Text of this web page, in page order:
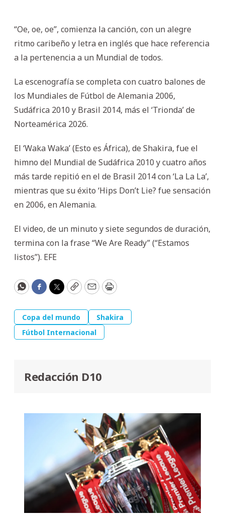
“Oe, oe, oe”, comienza la canción, con un alegre
ritmo caribeño y letra en inglés que hace referencia
a la pertenencia a un Mundial de todos.
La escenografía se completa con cuatro balones de
los Mundiales de Fútbol de Alemania 2006,
Sudáfrica 2010 y Brasil 2014, más el ‘Trionda’ de
Norteamérica 2026.
El ‘Waka Waka’ (Esto es África), de Shakira, fue el
himno del Mundial de Sudáfrica 2010 y cuatro años
más tarde repitió en el de Brasil 2014 con ‘La La La’,
mientras que su éxito ‘Hips Don’t Lie? fue sensación
en 2006, en Alemania.
El video, de un minuto y siete segundos de duración,
termina con la frase “We Are Ready” (“Estamos
listos”). EFE
WhatsApp
Facebook
Twitter
CopyEmailPrint
Copa del mundo
Shakira
Fútbol Internacional
Redacción D10